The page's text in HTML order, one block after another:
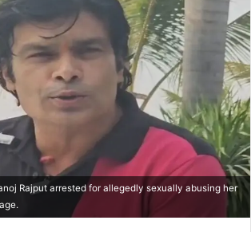
Rajput arrested for allegedly sexually abusing her